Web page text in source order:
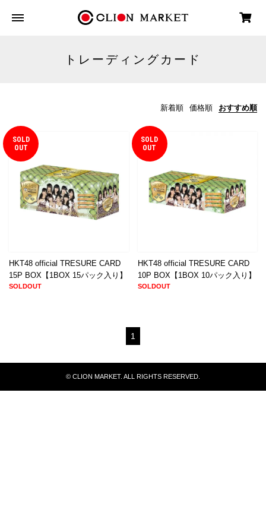
トレーディングカード
新着順 価格順 おすすめ順
SOLD
OUT
HKT48 official TRESURE CARD
15P BOX【1BOX 15パック入り】
SOLDOUT
SOLD
OUT
HKT48 official TRESURE CARD
10P BOX【1BOX 10パック入り】
SOLDOUT
1
© CLION MARKET. ALL RIGHTS RESERVED.